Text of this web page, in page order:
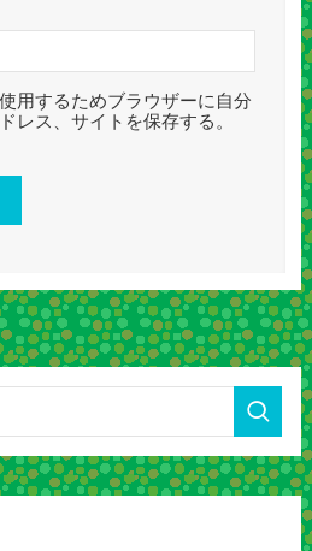
用するためブラウザーに自分
レス、サイトを保存する。